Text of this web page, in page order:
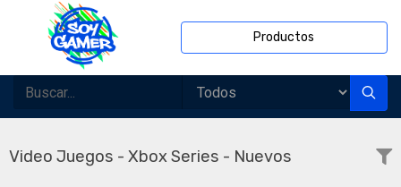
Productos
Video Juegos - Xbox Series - Nuevos